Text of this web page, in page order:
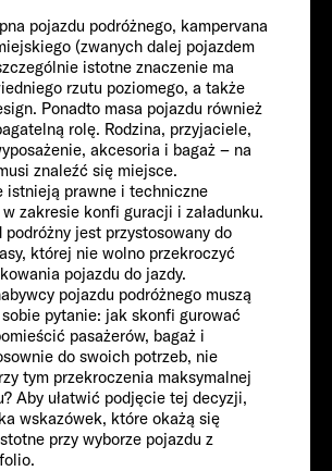
pojazdu podróżnego, kampervana
(zwanych dalej pojazdem
istotne znaczenie ma
rzutu poziomego, a także
Ponadto masa pojazdu również
rolę. Rodzina, przyjaciele,
akcesoria i bagaż – na
znaleźć się miejsce.
istnieją prawne i techniczne
zakresie konfi guracji i załadunku.
podróżny jest przystosowany do
której nie wolno przekroczyć
pojazdu do jazdy.
pojazdu podróżnego muszą
pytanie: jak skonfi gurować
pasażerów, bagaż i
do swoich potrzeb, nie
tym przekroczenia maksymalnej
Aby ułatwić podjęcie tej decyzji,
wskazówek, które okażą się
przy wyborze pojazdu z